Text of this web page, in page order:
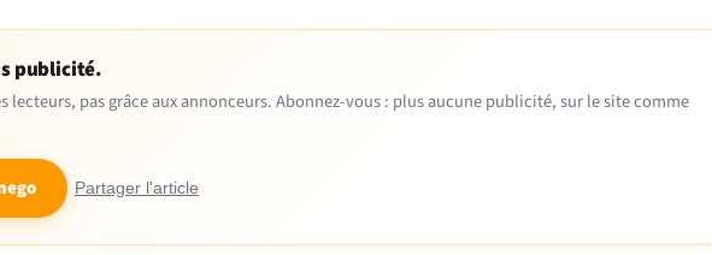
publicité.
lecteurs, pas grâce aux annonceurs. Abonnez-vous : plus aucune publicité, sur le site comme
Partager l'article